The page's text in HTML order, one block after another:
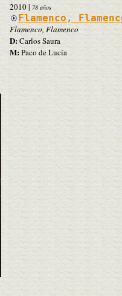
2010| 78 años
Flamenco,
Flamenco, Flamenco
D:Carlos Saura
M:Paco de Lucía